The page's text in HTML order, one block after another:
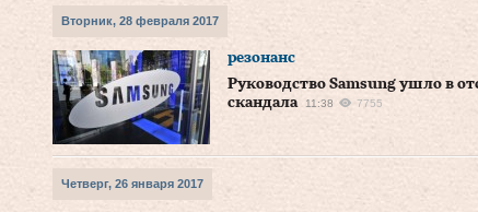
Вторник, 28 февраля 2017
резонанс
Руководство Samsung ушло в
скандала
11:38 7755
Четверг, 26 января 2017